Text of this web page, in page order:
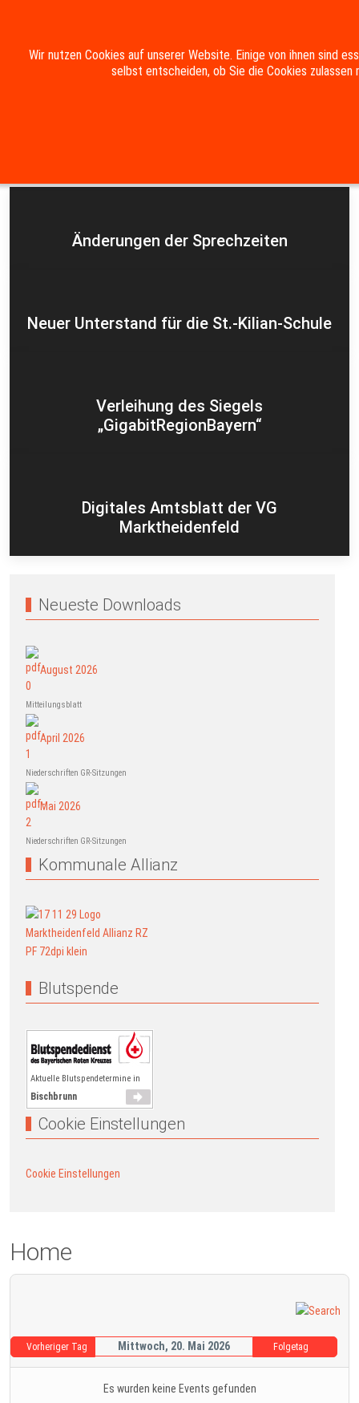
Impressum Datenschutzerklärung
Änderungen der Sprechzeiten
Neuer Unterstand für die St.-Kilian-Schule
Verleihung des Siegels
„GigabitRegionBayern“
Digitales Amtsblatt der VG
Marktheidenfeld
Neueste Downloads
August 2026
Mitteilungsblatt
April 2026
Niederschriften GR-Sitzungen
Mai 2026
Niederschriften GR-Sitzungen
Kommunale Allianz
Blutspende
Aktuelle Blutspendetermine in
Bischbrunn
Cookie Einstellungen
Cookie Einstellungen
Home
Vorheriger Tag Mittwoch, 20. Mai 2026 Folgetag
Es wurden keine Events gefunden
Wir nutzen Cookies auf unserer Website. Einige von ihnen sind
selbst entscheiden, ob Sie die Cookies